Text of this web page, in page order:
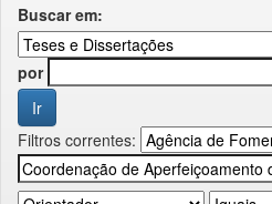
Buscar em:
por
Filtros correntes: